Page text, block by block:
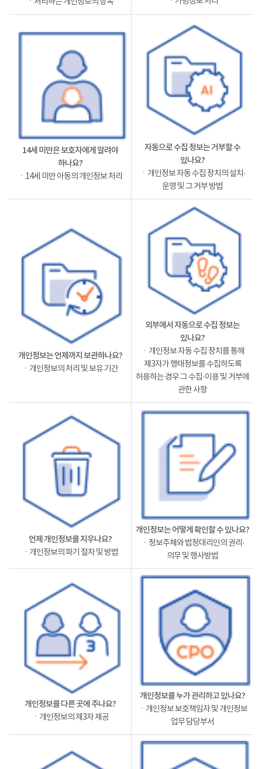
14세 미만은 보호자에게 알려야
하나요?
ㆍ14세 미만 아동의 개인정보 처리
자동으로 수집 정보는 거부할 수
있나요?
ㆍ개인정보 자동 수집 장치의 설치·
운영 및 그 거부 방법
개인정보는 언제까지 보관하나요?
ㆍ개인정보의 처리 및 보유 기간
외부에서 자동으로 수집 정보는
있나요?
ㆍ개인정보 자동 수집 장치를 통해
제3자가 행태정보를 수집하도록
허용하는 경우 그 수집·이용 및 거부에
관한 사항
언제 개인정보를 지우나요?
ㆍ개인정보의 파기 절차 및 방법
개인정보는 어떻게 확인할 수 있나요?
ㆍ정보주체와 법정대리인의 권리·
의무 및 행사방법
개인정보를 다른 곳에 주나요?
ㆍ개인정보의 제3자 제공
개인정보를 누가 관리하고 있나요?
ㆍ개인정보 보호책임자 및 개인정보
업무 담당부서